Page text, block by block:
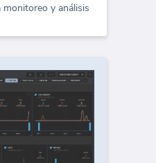
monitoreo y análisis